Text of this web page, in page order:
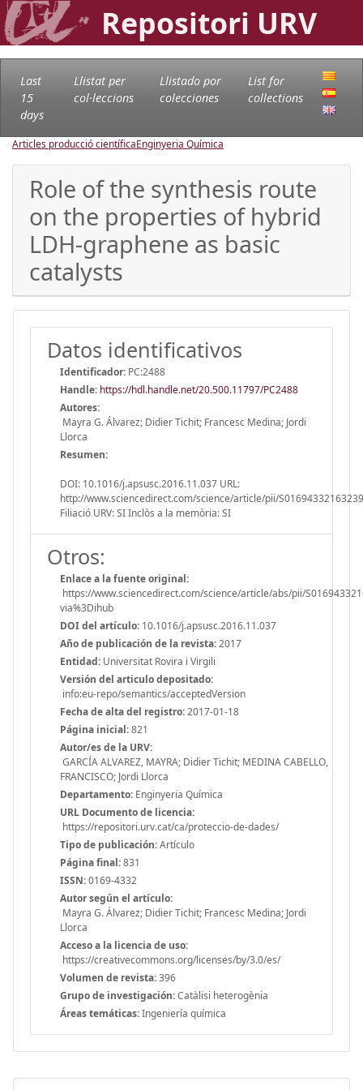
Repositori URV
Last
15
days
Llistat per
col·leccions
Llistado por
colecciones
List for
collections
Articles producció científicaEnginyeria Química
Role of the synthesis route
on the properties of hybrid
LDH-graphene as basic
catalysts
Datos identificativos
Identificador: PC:2488
Handle: https://hdl.handle.net/20.500.11797/PC2488
Autores:
Mayra G. Álvarez; Didier Tichit; Francesc Medina; Jordi
Llorca
Resumen:
DOI: 10.1016/j.apsusc.2016.11.037 URL:
http://www.sciencedirect.com/science/article/pii/
Filiació URV: SI Inclòs a la memòria: SI
Otros:
Enlace a la fuente original:
https://www.sciencedirect.com/science/article/abs/pii/
via%3Dihub
DOI del artículo: 10.1016/j.apsusc.2016.11.037
Año de publicación de la revista:2017
Entidad: Universitat Rovira i Virgili
Versión del articulo depositado:
info:eu-repo/semantics/acceptedVersion
Fecha de alta del registro:2017-01-18
Página inicial:821
Autor/es de la URV:
GARCÍA ALVAREZ, MAYRA; Didier Tichit; MEDINA CABELLO,
FRANCISCO; Jordi Llorca
Departamento: Enginyeria Química
URL Documento de licencia:
https://repositori.urv.cat/ca/proteccio-de-dades/
Tipo de publicación:Artículo
Página final:831
ISSN:0169-4332
Autor según el artículo:
Mayra G. Álvarez; Didier Tichit; Francesc Medina; Jordi
Llorca
Acceso a la licencia de uso:
https://creativecommons.org/licenses/by/3.0/es/
Volumen de revista:396
Grupo de investigación:Catàlisi heterogènia
Áreas temáticas:Ingeniería química